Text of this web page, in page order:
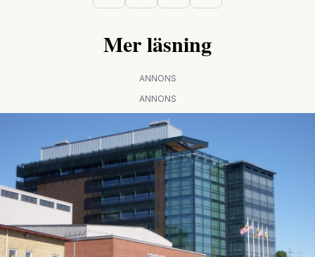
Mer läsning
ANNONS
ANNONS